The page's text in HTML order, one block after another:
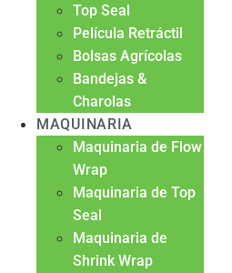
Top Seal
Película Retráctil
Bolsas Agrícolas
Bandejas &
Charolas
MAQUINARIA
Maquinaria de Flow
Wrap
Maquinaria de Top
Seal
Maquinaria de
Shrink Wrap